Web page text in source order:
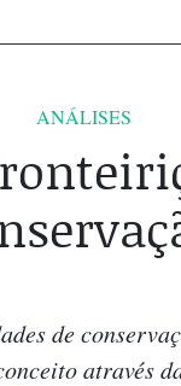
ANÁLISES
de
através